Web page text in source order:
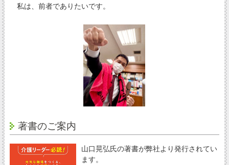
私は、前者でありたいです。
著書のご案内
山口晃弘氏の著書が弊社より発行されてい
ます。